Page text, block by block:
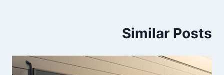
Similar Posts